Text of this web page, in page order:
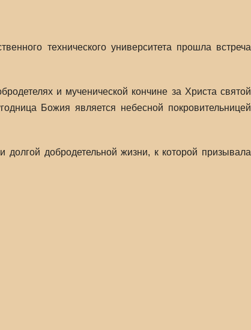
технического университета прошла встреча
и мученической кончине за Христа святой
Божия является небесной покровительницей
добродетельной жизни, к которой призывала